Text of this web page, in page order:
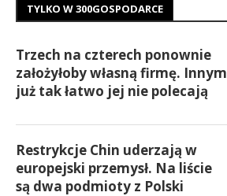
TYLKO W 300GOSPODARCE
Trzech na czterech ponownie
założyłoby własną firmę. Innym
już tak łatwo jej nie polecają
Restrykcje Chin uderzają w
europejski przemysł. Na liście
są dwa podmioty z Polski